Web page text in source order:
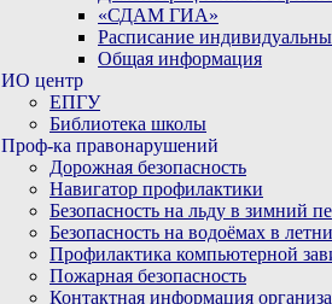
«СДАМ ГИА»
Расписание
Общая информация
ИО центр
ЕПГУ
Библиотека школы
Проф-ка правонарушений
Дорожная безопасность
Навигатор профилактики
Безопасность на льду в зимний
Безопасность на водоёмах в
Профилактика компьютерной
Пожарная безопасность
Контактная информация